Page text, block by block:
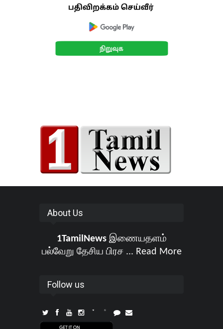
About Us
1TamilNewsஇணையதளம்
பல்வேறு தேசிய பிரச ... Read More
Follow us